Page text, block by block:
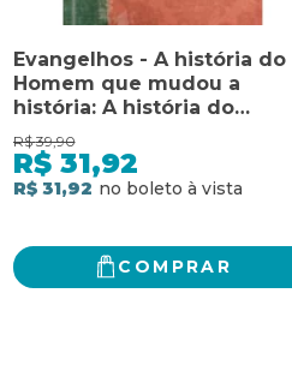
Evangelhos - A história do
Homem que mudou a
história: A história do
homem que mudou a
história
R$ 39,90
R$ 31,92
R$ 31,92
COMPRAR